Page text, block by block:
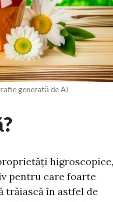
generată de AI
higroscopice,
pentru care foarte
trăiască în astfel de